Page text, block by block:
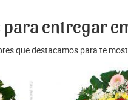
para entregar
que destacamos para te